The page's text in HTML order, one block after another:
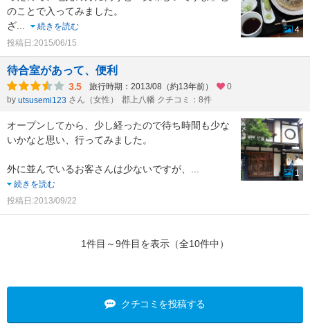
のことで入ってみました。
ざ
続きを読む
投稿日:2015/06/15
4
待合室があって、便利
3.5 旅行時期：2013/08（約13年前）
0
by utsusemi123 さん（女性） 郡上八幡 クチコミ：8件
オープンしてから、少し経ったので待ち時間も少な
いかなと思い、行ってみました。
外に並んでいるお客さんは少ないですが、
続きを読む
投稿日:2013/09/22
1
1件目～9件目を表示（全10件中）
クチコミを投稿する